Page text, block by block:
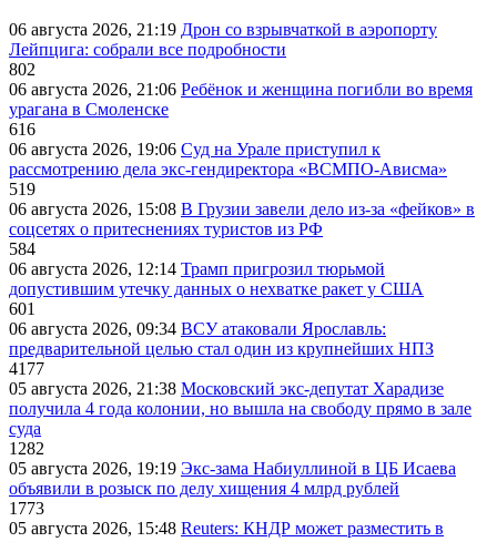
06 августа 2026, 21:19 Дрон со взрывчаткой в аэропорту
Лейпцига: собрали все подробности
802
06 августа 2026, 21:06 Ребёнок и женщина погибли во время
урагана в Смоленске
616
06 августа 2026, 19:06 Суд на Урале приступил к
рассмотрению дела экс-гендиректора «ВСМПО-Ависма»
519
06 августа 2026, 15:08 В Грузии завели дело из-за «фейков» в
соцсетях о притеснениях туристов из РФ
584
06 августа 2026, 12:14 Трамп пригрозил тюрьмой
допустившим утечку данных о нехватке ракет у США
601
06 августа 2026, 09:34 ВСУ атаковали Ярославль:
предварительной целью стал один из крупнейших НПЗ
4177
05 августа 2026, 21:38 Московский экс-депутат Харадизе
получила 4 года колонии, но вышла на свободу прямо в зале
суда
1282
05 августа 2026, 19:19 Экс-зама Набиуллиной в ЦБ Исаева
объявили в розыск по делу хищения 4 млрд рублей
1773
05 августа 2026, 15:48 Reuters: КНДР может разместить в